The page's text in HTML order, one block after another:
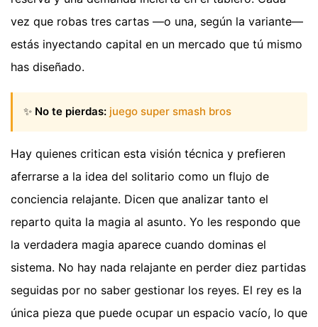
vez que robas tres cartas —o una, según la variante—
estás inyectando capital en un mercado que tú mismo
has diseñado.
✨ No te pierdas: juego super smash bros
Hay quienes critican esta visión técnica y prefieren
aferrarse a la idea del solitario como un flujo de
conciencia relajante. Dicen que analizar tanto el
reparto quita la magia al asunto. Yo les respondo que
la verdadera magia aparece cuando dominas el
sistema. No hay nada relajante en perder diez partidas
seguidas por no saber gestionar los reyes. El rey es la
única pieza que puede ocupar un espacio vacío, lo que